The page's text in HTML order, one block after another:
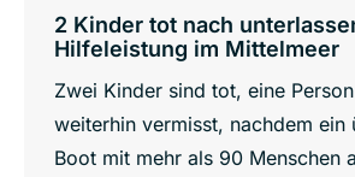
2 Kinder tot nach
Hilfeleistung im Mittelmeer
Zwei Kinder sind tot, eine
weiterhin vermisst, nachdem ein
Boot mit mehr als 90 Menschen